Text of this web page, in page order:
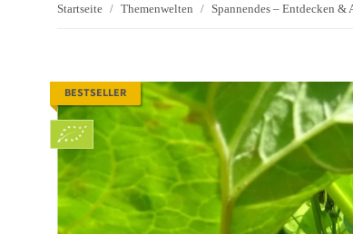
Startseite Themenwelten Spannendes – Entdecken &
BESTSELLER